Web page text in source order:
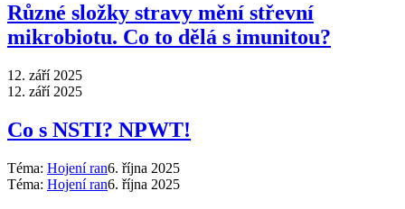
Různé složky stravy mění střevní
mikrobiotu. Co to dělá s imunitou?
12. září 2025
12. září 2025
Co s NSTI? NPWT!
Téma: Hojení ran6. října 2025
Téma: Hojení ran6. října 2025